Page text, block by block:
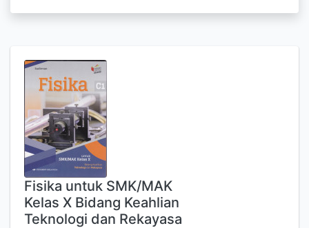
Fisika untuk SMK/MAK
Kelas X Bidang Keahlian
Teknologi dan Rekayasa